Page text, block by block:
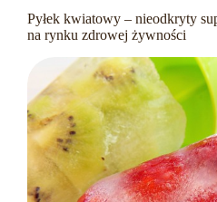
Nieocenione
Właściwości
zdrowotne
Pyłek kwiatowy – nieodkryty
na rynku zdrowej żywności